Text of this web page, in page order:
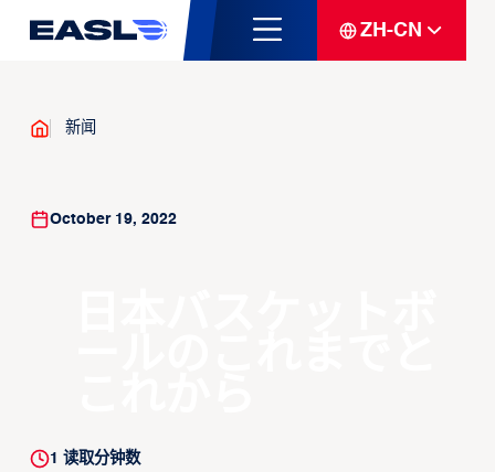
ZH-CN
新闻
October 19, 2022
1 读取分钟数